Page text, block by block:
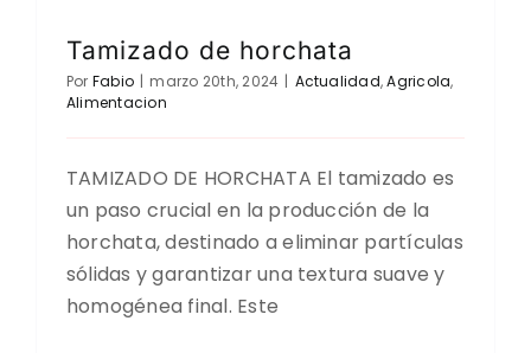
Tamizado de horchata
Por Fabio | marzo 20th, 2024 | Actualidad,Agricola,
Alimentacion
TAMIZADO DE HORCHATA El tamizado es
un paso crucial en la producción de la
horchata, destinado a eliminar partículas
sólidas y garantizar una textura suave y
homogénea final. Este